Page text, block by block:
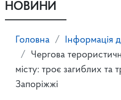
НОВИНИ
Головна Інформація
Чергова
місту: троє загиблих та
Запоріжжі